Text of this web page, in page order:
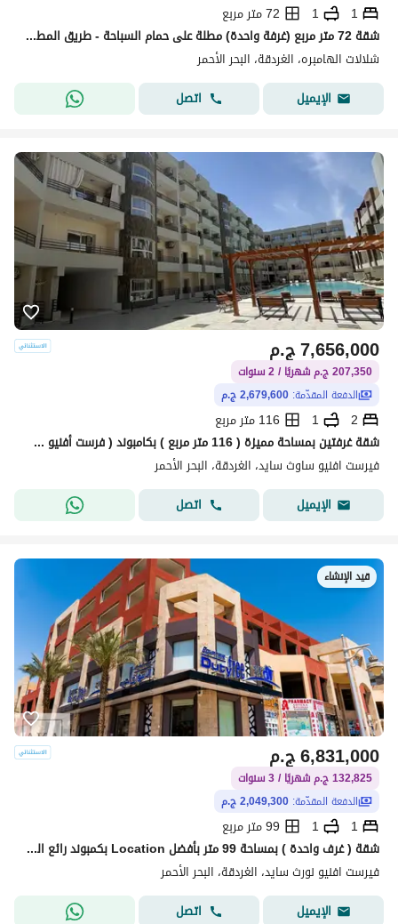
1
1
72 متر مربع
شقة 72 متر مربع (غرفة واحدة) مطلة على حمام السباحة - طريق المطار - أمام كارفور ماركت - الغردقة - البحر الأحمر .
شلالات الهامبره، الغردقة، البحر الأحمر
الإيميل
اتصل
ج.م7,656,000
207,350 ج.م شهريًا / 2 سنوات
الدفعة المقدّمة: 2,679,600 ج.م
2
1
116 متر مربع
شقة غرفتين بمساحة مميزة ( 116 متر مربع ) بكامبوند ( فرست أفنيو ساوث سايد ) من أكـ جروب للتنمية العقارية ـا - البحر الأحمر - الغردقة ( Hurghada )
فيرست افنيو ساوث سايد، الغردقة، البحر الأحمر
الإيميل
اتصل
قيد الإنشاء
ج.م6,831,000
132,825 ج.م شهريًا / 3 سنوات
الدفعة المقدّمة: 2,049,300 ج.م
1
1
99 متر مربع
شقة ( غرف واحدة ) بمساحة 99 متر بأفضل Location بكمبوند رائع الخدمات على الممشى السياحى مباشرة ( Hurghada - البحر الأحمر ) من أكا للتنمية العقارية .
فيرست افنيو نورث سايد، الغردقة، البحر الأحمر
الإيميل
اتصل